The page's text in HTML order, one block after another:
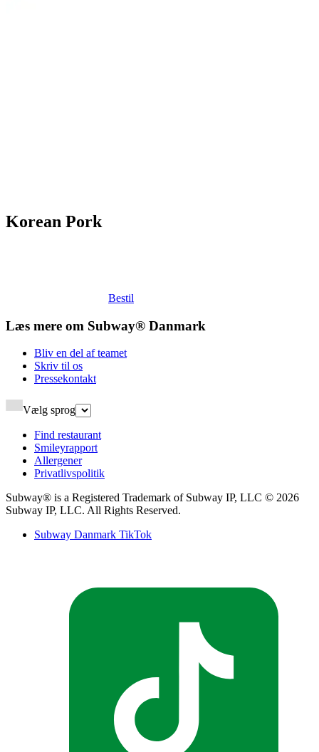
Korean Pork​​​​‌ ‍ ​‍​‍‌‍ ‌ ​‍‌‍‍‌‌‍‌ ‌‍‍‌‌‍ ‍​‍​‍​ ‍‍​‍​‍‌ ​ ‌‍​‌‌‍ ‍‌‍‍‌‌ ‌​‌ ‍‌​‍ ‍‌‍‍‌‌‍ ​‍​‍​‍ ​​‍​‍‌‍‍​‌ ​‍‌‍‌‌‌‍‌‍​‍​‍​ ‍‍​‍​‍‌‍‍​‌ ‌​‌ ‌​‌ ​​‌ ​ ​ ‍‍​‍ ​‍ ‌‍ ‍‌‍ ‌ ​‍‌‍‌​‌‍‍‌‌‍​ ​‍ ‌‌‍​‍‌‍‍‌‌ ‌​‌‍‌‌‌ ​ ​‍ ‌‌‍‌ ‌ ​‍‌‍ ‌ ‌‌‌ ​​​‍ ‌‌ ​ ‌ ‌​‌ ‌‌‌‍‌​‌‍‍‌‌‍ ​‍ ‍‌ ‌‍‌‍‌‌‌ ​‍‌‍​ ‌‍‌‌‌‍ ​​‍ ‍‌‍​‌‌ ​​‌ ​​​‍ ‌‍‍‌‌‍ ‍‌ ‌​‌‍‌‌‌‍ ‍‌ ‌​​‍ ‌‍‌‌‌‍‌​‌‍‍‌‌ ‌​​‍ ‌‍ ‌‌‍ ‌‍‌​‌‍‌‌​ ‌‌ ​​‌ ​‍‌‍‌‌‌ ​ ‌‍‌‌‌‍ ‍‌ ‌​‌‍​‌‌ ‌​‌‍‍‌‌‍ ‌‍ ‍​ ‍ ‌‍‍‌‌‍‌​​ ‌​ ‍​​ ‌​​ ‍​​ ​ ‌‍​‌‌‍​‌‌‍‌‌​ ‍‌​‍ ‌‌‍‌‌​ ‍‌​ ​ ​ ​​​‍ ‌​ ‌​​ ​ ​ ‌‌‌‍​‍​‍ ‌​ ‍‌‌‍​‌​ ‌‍‌‍‌‍​‍ ‌‌‍‌‌‌‍‌​​ ‌‌​ ‌​​ ‌‌​ ​‌​ ‌‍​ ​ ‌‍‌‍‌‍​‌​ ‌‌​ ‌​​ ‍ ‌ ‌​‌ ‍‌‌ ​​‌‍‌‌​ ‌‌ ​​‌ ​‍‌‍ ‌‍‌​‌ ‌‌‌‍​ ‌ ‌​​ ‍ ‌ ​​‌‍​‌‌ ‌​‌‍‍​​ ‌‌‍ ‍‌‍​‌‌‍ ‌‌‍‌‌​‍‌‌​ ‌‌‌​​‍‌‌ ‌‍‍ ‌‍‌‌‌ ‍‌​‍‌‌​ ​ ‌​‌​​‍‌‌​ ​ ‌​‌​​‍‌‌​ ​‍​ ​‍‌‍‌​‌‍​‌​‍‌‌​ ​‍​ ​‍​‍‌‌​ ‌‌‌​‌​​‍ ‍‌ ‌‍‌‍​‌‌‍ ​‌ ‌‌‌‍‌‌​ ‌‍​‍‌‍​‌‌ ​ ‌‍‌‌‌‌‌‌‌ ​‍‌‍ ​​ ‌‌‍‍​‌ ‌​‌ ‌​‌ ​​‌ ​ ​‍‌‌​ ​ ‌​​‌​‍‌‌​ ​‍‌​‌‍​‍‌‌​ ​‍‌​‌‍‌‍ ‍‌‍ ‌ ​‍‌‍‌​‌‍‍‌‌‍​ ​‍ ‌‌‍​‍‌‍‍‌‌ ‌​‌‍‌‌‌ ​ ​‍ ‌‌‍‌ ‌ ​‍‌‍ ‌ ‌‌‌ ​​​‍ ‌‌ ​ ‌ ‌​‌ ‌‌‌‍‌​‌‍‍‌‌‍ ​‍ ‍‌ ‌‍‌‍‌‌‌ ​‍‌‍​ ‌‍‌‌‌‍ ​​‍ ‍‌‍​‌‌ ​​‌ ​​​‍‌‍‌‍‍‌‌‍‌​​ ‌​ ‍​​ ‌​​ ‍​​ ​ ‌‍​‌‌‍​‌‌‍‌‌​ ‍‌​‍ ‌‌‍‌‌​ ‍‌​ ​ ​ ​​​‍ ‌​ ‌​​ ​ ​ ‌‌‌‍​‍​‍ ‌​ ‍‌‌‍​‌​ ‌‍‌‍‌‍​‍ ‌‌‍‌‌‌‍‌​​ ‌‌​ ‌​​ ‌‌​ ​‌​ ‌‍​ ​ ‌‍‌‍‌‍​‌​ ‌‌​ ‌​​‍‌‍‌ ‌​‌ ‍‌‌ ​​‌‍‌‌​ ‌‌ ​​‌ ​‍‌‍ ‌‍‌​‌ ‌‌‌‍​ ‌ ‌​​‍‌‍‌ ​​‌‍​‌‌ ‌​‌‍‍​​ ‌‌‍ ‍‌‍​‌‌‍ ‌‌‍‌‌​‍‌‌​ ‌‌‌​​‍‌‌ ‌‍‍ ‌‍‌‌‌ ‍‌​‍‌‌​ ​ ‌​‌​​‍‌‌​ ​ ‌​‌​​‍‌‌​ ​‍​ ​‍‌‍‌​‌‍​‌​‍‌‌​ ​‍​ ​‍​‍‌‌​ ‌‌‌​‌​​‍ ‍‌ ‌‍‌‍​‌‌‍ ​‌ ‌‌‌‍‌‌​‍‌‍‌ ​​‌‍‌‌‌ ​‍‌ ​ ‌ ​​‌‍‌‌‌‍​ ‌ ‌​‌‍‍‌‌ ‌‍‌‍‌‌​ ‌‌ ​​‌ ‌‌‌‍​‍‌‍ ​‌‍‍‌‌ ​ ‌‍‍​‌‍‌‌‌‍‌​​‍​‍‌ ‌
Bestil
Læs mere om Subway® Danmark​​​​‌ ‍ ​‍​‍‌‍ ‌ ​‍‌‍‍‌‌‍‌ ‌‍‍‌‌‍ ‍​‍​‍​ ‍‍​‍​‍‌ ​ ‌‍​‌‌‍ ‍‌‍‍‌‌ ‌​‌ ‍‌​‍ ‍‌‍‍‌‌‍ ​‍​‍​‍ ​​‍​‍‌‍‍​‌ ​‍‌‍‌‌‌‍‌‍​‍​‍​ ‍‍​‍​‍‌‍‍​‌ ‌​‌ ‌​‌ ​​‌ ​ ​ ‍‍​‍ ​‍ ‌‍ ‍‌‍ ‌ ​‍‌‍‌​‌‍‍‌‌‍​ ​‍ ‌‌‍​‍‌‍‍‌‌ ‌​‌‍‌‌‌ ​ ​‍ ‌‌‍‌ ‌ ​‍‌‍ ‌ ‌‌‌ ​​​‍ ‌‌ ​ ‌ ‌​‌ ‌‌‌‍‌​‌‍‍‌‌‍ ​‍ ‍‌ ‌‍‌‍‌‌‌ ​‍‌‍​ ‌‍‌‌‌‍ ​​‍ ‍‌‍​‌‌ ​​‌ ​​​‍ ‌‍‍‌‌‍ ‍‌ ‌​‌‍‌‌‌‍ ‍‌ ‌​​‍ ‌‍‌‌‌‍‌​‌‍‍‌‌ ‌​​‍ ‌‍ ‌‌‍ ‌‍‌​‌‍‌‌​ ‌‌ ​​‌ ​‍‌‍‌‌‌ ​ ‌‍‌‌‌‍ ‍‌ ‌​‌‍​‌‌ ‌​‌‍‍‌‌‍ ‌‍ ‍​ ‍ ‌‍‍‌‌‍‌​​ ‌​ ‌‍​ ​ ‌‍‌​​ ‌‌​ ​ ‌‍​‍​ ​‌​ ​​​‍ ‌​ ​‍​ ​‌​ ‌‌​ ​​​‍ ‌​ ‌​‌‍​ ‌‍​ ​ ​​​‍ ‌​ ‍​‌‍‌‌​ ‍‌​ ​‍​‍ ‌​ ‌ ‌‍‌‌​ ​‍​ ​‌​ ​‍​ ​ ​ ​ ‌‍‌‍‌‍​‍​ ‌‌​ ‍​‌‍​‌​ ‍ ‌ ‌​‌ ‍‌‌ ​​‌‍‌‌​ ‌‌ ‌ ‌‍‌‌‌‍​‍‌ ​ ‌‍‍‌‌ ‌​‌‍‌‌‌​‌‍‌‍ ‌‍ ‌ ‌​‌‍‌‌‌ ​‍​ ‍ ‌ ​​‌‍​‌‌ ‌​‌‍‍​​ ‌‌ ‌​‌‍‍‌‌ ‌​‌‍ ​‌‍‌‌​‍‌‌​ ‌‌‌​​‍‌‌ ‌‍‍ ‌‍‌‌‌ ‍‌​‍‌‌​ ​ ‌​‌​​‍‌‌​ ​ ‌​‌​​‍‌‌​ ​‍​ ​‍‌‍‌​‌‍​‌​‍‌‌​ ​‍​ ​‍​‍‌‌​ ‌‌‌​‌​​‍ ‍‌ ‌‍‌‍​‌‌‍ ​‌ ‌‌‌‍‌‌​ ‌‍​‍‌‍​‌‌ ​ ‌‍‌‌‌‌‌‌‌ ​‍‌‍ ​​ ‌‌‍‍​‌ ‌​‌ ‌​‌ ​​‌ ​ ​‍‌‌​ ​ ‌​​‌​‍‌‌​ ​‍‌​‌‍​‍‌‌​ ​‍‌​‌‍‌‍ ‍‌‍ ‌ ​‍‌‍‌​‌‍‍‌‌‍​ ​‍ ‌‌‍​‍‌‍‍‌‌ ‌​‌‍‌‌‌ ​ ​‍ ‌‌‍‌ ‌ ​‍‌‍ ‌ ‌‌‌ ​​​‍ ‌‌ ​ ‌ ‌​‌ ‌‌‌‍‌​‌‍‍‌‌‍ ​‍ ‍‌ ‌‍‌‍‌‌‌ ​‍‌‍​ ‌‍‌‌‌‍ ​​‍ ‍‌‍​‌‌ ​​‌ ​​​‍‌‍‌‍‍‌‌‍‌​​ ‌​ ‌‍​ ​ ‌‍‌​​ ‌‌​ ​ ‌‍​‍​ ​‌​ ​​​‍ ‌​ ​‍​ ​‌​ ‌‌​ ​​​‍ ‌​ ‌​‌‍​ ‌‍​ ​ ​​​‍ ‌​ ‍​‌‍‌‌​ ‍‌​ ​‍​‍ ‌​ ‌ ‌‍‌‌​ ​‍​ ​‌​ ​‍​ ​ ​ ​ ‌‍‌‍‌‍​‍​ ‌‌​ ‍​‌‍​‌​‍‌‍‌ ‌​‌ ‍‌‌ ​​‌‍‌‌​ ‌‌ ‌ ‌‍‌‌‌‍​‍‌ ​ ‌‍‍‌‌ ‌​‌‍‌‌‌​‌‍‌‍ ‌‍ ‌ ‌​‌‍‌‌‌ ​‍​‍‌‍‌ ​​‌‍​‌‌ ‌​‌‍‍​​ ‌‌ ‌​‌‍‍‌‌ ‌​‌‍ ​‌‍‌‌​‍‌‌​ ‌‌‌​​‍‌‌ ‌‍‍ ‌‍‌‌‌ ‍‌​‍‌‌​ ​ ‌​‌​​‍‌‌​ ​ ‌​‌​​‍‌‌​ ​‍​ ​‍‌‍‌​‌‍​‌​‍‌‌​ ​‍​ ​‍​‍‌‌​ ‌‌‌​‌​​‍ ‍‌ ‌‍‌‍​‌‌‍ ​‌ ‌‌‌‍‌‌​‍‌‍‌ ​​‌‍‌‌‌ ​‍‌ ​ ‌ ​​‌‍‌‌‌‍​ ‌ ‌​‌‍‍‌‌ ‌‍‌‍‌‌​ ‌‌ ​​‌ ‌‌‌‍​‍‌‍ ​‌‍‍‌‌ ​ ‌‍‍​‌‍‌‌‌‍‌​​‍​‍‌ ‌
Bliv en del af teamet​​​​‌ ‍ ​‍​‍‌‍ ‌ ​‍‌‍‍‌‌‍‌ ‌‍‍‌‌‍ ‍​‍​‍​ ‍‍​‍​‍‌ ​ ‌‍​‌‌‍ ‍‌‍‍‌‌ ‌​‌ ‍‌​‍ ‍‌‍‍‌‌‍ ​‍​‍​‍ ​​‍​‍‌‍‍​‌ ​‍‌‍‌‌‌‍‌‍​‍​‍​ ‍‍​‍​‍‌‍‍​‌ ‌​‌ ‌​‌ ​​‌ ​ ​ ‍‍​‍ ​‍ ‌‍ ‍‌‍ ‌ ​‍‌‍‌​‌‍‍‌‌‍​ ​‍ ‌‌‍​‍‌‍‍‌‌ ‌​‌‍‌‌‌ ​ ​‍ ‌‌‍‌ ‌ ​‍‌‍ ‌ ‌‌‌ ​​​‍ ‌‌ ​ ‌ ‌​‌ ‌‌‌‍‌​‌‍‍‌‌‍ ​‍ ‍‌ ‌‍‌‍‌‌‌ ​‍‌‍​ ‌‍‌‌‌‍ ​​‍ ‍‌‍​‌‌ ​​‌ ​​​‍ ‌‍‍‌‌‍ ‍‌ ‌​‌‍‌‌‌‍ ‍‌ ‌​​‍ ‌‍‌‌‌‍‌​‌‍‍‌‌ ‌​​‍ ‌‍ ‌‌‍ ‌‍‌​‌‍‌‌​ ‌‌ ​​‌ ​‍‌‍‌‌‌ ​ ‌‍‌‌‌‍ ‍‌ ‌​‌‍​‌‌ ‌​‌‍‍‌‌‍ ‌‍ ‍​ ‍ ‌‍‍‌‌‍‌​​ ‌‌‍‌​​ ‍​​ ​​‌‍‌​​ ​‌‌‍‌‍‌‍​‌​ ‌ ​‍ ‌‌‍​‌​ ​‍​ ‍​​ ‍‌​‍ ‌​ ‌​‌‍‌‌​ ​ ​ ​‌​‍ ‌‌‍​‍​ ​‌‌‍‌​​ ‌‍​‍ ‌​ ‌‍​ ‌​​ ‌‍​ ​‍​ ‌‍​ ‌‌​ ‍​​ ‌ ​ ‌‌​ ​‍​ ‌‍​ ‌‌​ ‍ ‌ ‌​‌ ‍‌‌ ​​‌‍‌‌​ ‌‌ ‌ ‌‍‌‌‌‍​‍‌ ​ ‌‍‍‌‌ ‌​‌‍‌‌‌​ ‍‌‍​‌‌ ‌‍‌‍‍‌‌‍‌ ‌‍​‌‌ ‌​‌‍‍‌‌‍ ‌‍ ‍‌​‍‌‌ ‌​‌‍‌‌‌‍ ‌​ ‍ ‌ ​​‌‍​‌‌ ‌​‌‍‍​​ ‌‌‍ ​‌‍​‌‌‍​‍‌‍‌‌‌‍ ​​‍‌‌​ ‌‌‌​​‍‌‌ ‌‍‍ ‌‍‌‌‌ ‍‌​‍‌‌​ ​ ‌​‌​​‍‌‌​ ​ ‌​‌​​‍‌‌​ ​‍​ ​‍‌‍‌​‌‍​‌​‍‌‌​ ​‍​ ​‍​‍‌‌​ ‌‌‌​‌​​‍ ‍‌ ‌‍‌‍​‌‌‍ ​‌ ‌‌‌‍‌‌​ ‌‍​‍‌‍​‌‌ ​ ‌‍‌‌‌‌‌‌‌ ​‍‌‍ ​​ ‌‌‍‍​‌ ‌​‌ ‌​‌ ​​‌ ​ ​‍‌‌​ ​ ‌​​‌​‍‌‌​ ​‍‌​‌‍​‍‌‌​ ​‍‌​‌‍‌‍ ‍‌‍ ‌ ​‍‌‍‌​‌‍‍‌‌‍​ ​‍ ‌‌‍​‍‌‍‍‌‌ ‌​‌‍‌‌‌ ​ ​‍ ‌‌‍‌ ‌ ​‍‌‍ ‌ ‌‌‌ ​​​‍ ‌‌ ​ ‌ ‌​‌ ‌‌‌‍‌​‌‍‍‌‌‍ ​‍ ‍‌ ‌‍‌‍‌‌‌ ​‍‌‍​ ‌‍‌‌‌‍ ​​‍ ‍‌‍​‌‌ ​​‌ ​​​‍‌‍‌‍‍‌‌‍‌​​ ‌‌‍‌​​ ‍​​ ​​‌‍‌​​ ​‌‌‍‌‍‌‍​‌​ ‌ ​‍ ‌‌‍​‌​ ​‍​ ‍​​ ‍‌​‍ ‌​ ‌​‌‍‌‌​ ​ ​ ​‌​‍ ‌‌‍​‍​ ​‌‌‍‌​​ ‌‍​‍ ‌​ ‌‍​ ‌​​ ‌‍​ ​‍​ ‌‍​ ‌‌​ ‍​​ ‌ ​ ‌‌​ ​‍​ ‌‍​ ‌‌​‍‌‍‌ ‌​‌ ‍‌‌ ​​‌‍‌‌​ ‌‌ ‌ ‌‍‌‌‌‍​‍‌ ​ ‌‍‍‌‌ ‌​‌‍‌‌‌​ ‍‌‍​‌‌ ‌‍‌‍‍‌‌‍‌ ‌‍​‌‌ ‌​‌‍‍‌‌‍ ‌‍ ‍‌​‍‌‌ ‌​‌‍‌‌‌‍ ‌​‍‌‍‌ ​​‌‍​‌‌ ‌​‌‍‍​​ ‌‌‍ ​‌‍​‌‌‍​‍‌‍‌‌‌‍ ​​‍‌‌​ ‌‌‌​​‍‌‌ ‌‍‍ ‌‍‌‌‌ ‍‌​‍‌‌​ ​ ‌​‌​​‍‌‌​ ​ ‌​‌​​‍‌‌​ ​‍​ ​‍‌‍‌​‌‍​‌​‍‌‌​ ​‍​ ​‍​‍‌‌​ ‌‌‌​‌​​‍ ‍‌ ‌‍‌‍​‌‌‍ ​‌ ‌‌‌‍‌‌​‍‌‍‌ ​​‌‍‌‌‌ ​‍‌ ​ ‌ ​​‌‍‌‌‌‍​ ‌ ‌​‌‍‍‌‌ ‌‍‌‍‌‌​ ‌‌ ​​‌ ‌‌‌‍​‍‌‍ ​‌‍‍‌‌ ​ ‌‍‍​‌‍‌‌‌‍‌​​‍​‍‌ ‌
Skriv til os​​​​‌ ‍ ​‍​‍‌‍ ‌ ​‍‌‍‍‌‌‍‌ ‌‍‍‌‌‍ ‍​‍​‍​ ‍‍​‍​‍‌ ​ ‌‍​‌‌‍ ‍‌‍‍‌‌ ‌​‌ ‍‌​‍ ‍‌‍‍‌‌‍ ​‍​‍​‍ ​​‍​‍‌‍‍​‌ ​‍‌‍‌‌‌‍‌‍​‍​‍​ ‍‍​‍​‍‌‍‍​‌ ‌​‌ ‌​‌ ​​‌ ​ ​ ‍‍​‍ ​‍ ‌‍ ‍‌‍ ‌ ​‍‌‍‌​‌‍‍‌‌‍​ ​‍ ‌‌‍​‍‌‍‍‌‌ ‌​‌‍‌‌‌ ​ ​‍ ‌‌‍‌ ‌ ​‍‌‍ ‌ ‌‌‌ ​​​‍ ‌‌ ​ ‌ ‌​‌ ‌‌‌‍‌​‌‍‍‌‌‍ ​‍ ‍‌ ‌‍‌‍‌‌‌ ​‍‌‍​ ‌‍‌‌‌‍ ​​‍ ‍‌‍​‌‌ ​​‌ ​​​‍ ‌‍‍‌‌‍ ‍‌ ‌​‌‍‌‌‌‍ ‍‌ ‌​​‍ ‌‍‌‌‌‍‌​‌‍‍‌‌ ‌​​‍ ‌‍ ‌‌‍ ‌‍‌​‌‍‌‌​ ‌‌ ​​‌ ​‍‌‍‌‌‌ ​ ‌‍‌‌‌‍ ‍‌ ‌​‌‍​‌‌ ‌​‌‍‍‌‌‍ ‌‍ ‍​ ‍ ‌‍‍‌‌‍‌​​ ‌‌‍​‍​ ‌ ​ ​‍‌‍‌‍​ ​​‌‍​‌​ ​‍​ ‌‍​‍ ‌​ ​​‌‍​ ​ ‌ ​ ​‍​‍ ‌​ ‌​‌‍‌​​ ‌ ​ ‌‍​‍ ‌‌‍​‍​ ‌​​ ‌ ‌‍‌‌​‍ ‌​ ​ ​ ‍‌‌‍​‌‌‍‌‍‌‍​‌​ ​‍​ ​‍‌‍​ ‌‍‌‍‌‍‌‍​ ‌‍​ ​‌​ ‍ ‌ ‌​‌ ‍‌‌ ​​‌‍‌‌​ ‌‌ ‌ ‌‍‌‌‌‍​‍‌ ​ ‌‍‍‌‌ ‌​‌‍‌‌‌​ ‍‌‍​‌‌ ‌‍‌‍‍‌‌‍‌ ‌‍​‌‌ ‌​‌‍‍‌‌‍ ‌‍ ‍‌​‍‌‌ ‌​‌‍‌‌‌‍ ‌​ ‍ ‌ ​​‌‍​‌‌ ‌​‌‍‍​​ ‌‌‍ ​‌‍​‌‌‍​‍‌‍‌‌‌‍ ​​‍‌‌​ ‌‌‌​​‍‌‌ ‌‍‍ ‌‍‌‌‌ ‍‌​‍‌‌​ ​ ‌​‌​​‍‌‌​ ​ ‌​‌​​‍‌‌​ ​‍​ ​‍‌‍‌​‌‍​‌​‍‌‌​ ​‍​ ​‍​‍‌‌​ ‌‌‌​‌​​‍ ‍‌ ‌‍‌‍​‌‌‍ ​‌ ‌‌‌‍‌‌​ ‌‍​‍‌‍​‌‌ ​ ‌‍‌‌‌‌‌‌‌ ​‍‌‍ ​​ ‌‌‍‍​‌ ‌​‌ ‌​‌ ​​‌ ​ ​‍‌‌​ ​ ‌​​‌​‍‌‌​ ​‍‌​‌‍​‍‌‌​ ​‍‌​‌‍‌‍ ‍‌‍ ‌ ​‍‌‍‌​‌‍‍‌‌‍​ ​‍ ‌‌‍​‍‌‍‍‌‌ ‌​‌‍‌‌‌ ​ ​‍ ‌‌‍‌ ‌ ​‍‌‍ ‌ ‌‌‌ ​​​‍ ‌‌ ​ ‌ ‌​‌ ‌‌‌‍‌​‌‍‍‌‌‍ ​‍ ‍‌ ‌‍‌‍‌‌‌ ​‍‌‍​ ‌‍‌‌‌‍ ​​‍ ‍‌‍​‌‌ ​​‌ ​​​‍‌‍‌‍‍‌‌‍‌​​ ‌‌‍​‍​ ‌ ​ ​‍‌‍‌‍​ ​​‌‍​‌​ ​‍​ ‌‍​‍ ‌​ ​​‌‍​ ​ ‌ ​ ​‍​‍ ‌​ ‌​‌‍‌​​ ‌ ​ ‌‍​‍ ‌‌‍​‍​ ‌​​ ‌ ‌‍‌‌​‍ ‌​ ​ ​ ‍‌‌‍​‌‌‍‌‍‌‍​‌​ ​‍​ ​‍‌‍​ ‌‍‌‍‌‍‌‍​ ‌‍​ ​‌​‍‌‍‌ ‌​‌ ‍‌‌ ​​‌‍‌‌​ ‌‌ ‌ ‌‍‌‌‌‍​‍‌ ​ ‌‍‍‌‌ ‌​‌‍‌‌‌​ ‍‌‍​‌‌ ‌‍‌‍‍‌‌‍‌ ‌‍​‌‌ ‌​‌‍‍‌‌‍ ‌‍ ‍‌​‍‌‌ ‌​‌‍‌‌‌‍ ‌​‍‌‍‌ ​​‌‍​‌‌ ‌​‌‍‍​​ ‌‌‍ ​‌‍​‌‌‍​‍‌‍‌‌‌‍ ​​‍‌‌​ ‌‌‌​​‍‌‌ ‌‍‍ ‌‍‌‌‌ ‍‌​‍‌‌​ ​ ‌​‌​​‍‌‌​ ​ ‌​‌​​‍‌‌​ ​‍​ ​‍‌‍‌​‌‍​‌​‍‌‌​ ​‍​ ​‍​‍‌‌​ ‌‌‌​‌​​‍ ‍‌ ‌‍‌‍​‌‌‍ ​‌ ‌‌‌‍‌‌​‍‌‍‌ ​​‌‍‌‌‌ ​‍‌ ​ ‌ ​​‌‍‌‌‌‍​ ‌ ‌​‌‍‍‌‌ ‌‍‌‍‌‌​ ‌‌ ​​‌ ‌‌‌‍​‍‌‍ ​‌‍‍‌‌ ​ ‌‍‍​‌‍‌‌‌‍‌​​‍​‍‌ ‌
Pressekontakt​​​​‌ ‍ ​‍​‍‌‍ ‌ ​‍‌‍‍‌‌‍‌ ‌‍‍‌‌‍ ‍​‍​‍​ ‍‍​‍​‍‌ ​ ‌‍​‌‌‍ ‍‌‍‍‌‌ ‌​‌ ‍‌​‍ ‍‌‍‍‌‌‍ ​‍​‍​‍ ​​‍​‍‌‍‍​‌ ​‍‌‍‌‌‌‍‌‍​‍​‍​ ‍‍​‍​‍‌‍‍​‌ ‌​‌ ‌​‌ ​​‌ ​ ​ ‍‍​‍ ​‍ ‌‍ ‍‌‍ ‌ ​‍‌‍‌​‌‍‍‌‌‍​ ​‍ ‌‌‍​‍‌‍‍‌‌ ‌​‌‍‌‌‌ ​ ​‍ ‌‌‍‌ ‌ ​‍‌‍ ‌ ‌‌‌ ​​​‍ ‌‌ ​ ‌ ‌​‌ ‌‌‌‍‌​‌‍‍‌‌‍ ​‍ ‍‌ ‌‍‌‍‌‌‌ ​‍‌‍​ ‌‍‌‌‌‍ ​​‍ ‍‌‍​‌‌ ​​‌ ​​​‍ ‌‍‍‌‌‍ ‍‌ ‌​‌‍‌‌‌‍ ‍‌ ‌​​‍ ‌‍‌‌‌‍‌​‌‍‍‌‌ ‌​​‍ ‌‍ ‌‌‍ ‌‍‌​‌‍‌‌​ ‌‌ ​​‌ ​‍‌‍‌‌‌ ​ ‌‍‌‌‌‍ ‍‌ ‌​‌‍​‌‌ ‌​‌‍‍‌‌‍ ‌‍ ‍​ ‍ ‌‍‍‌‌‍‌​​ ‌​ ‌‍​ ‌​​ ​ ‌‍‌​​ ‍‌​ ‍‌​ ‌‌‌‍‌‍​‍ ‌​ ​​‌‍‌‍‌‍​‌​ ‌‍​‍ ‌​ ‌​‌‍‌‍​ ‌‌​ ‌​​‍ ‌‌‍​‌​ ​ ​ ​‍​ ‌ ​‍ ‌​ ​‍‌‍‌‌‌‍‌‍‌‍​‌​ ​‍​ ​‍​ ​ ​ ‌ ‌‍‌‌​ ​​​ ​​​ ‌ ​ ‍ ‌ ‌​‌ ‍‌‌ ​​‌‍‌‌​ ‌‌ ‌ ‌‍‌‌‌‍​‍‌ ​ ‌‍‍‌‌ ‌​‌‍‌‌‌​ ‍‌‍​‌‌ ‌‍‌‍‍‌‌‍‌ ‌‍​‌‌ ‌​‌‍‍‌‌‍ ‌‍ ‍‌​‍‌‌ ‌​‌‍‌‌‌‍ ‌​ ‍ ‌ ​​‌‍​‌‌ ‌​‌‍‍​​ ‌‌‍ ​‌‍​‌‌‍​‍‌‍‌‌‌‍ ​​‍‌‌​ ‌‌‌​​‍‌‌ ‌‍‍ ‌‍‌‌‌ ‍‌​‍‌‌​ ​ ‌​‌​​‍‌‌​ ​ ‌​‌​​‍‌‌​ ​‍​ ​‍‌‍‌​‌‍​‌​‍‌‌​ ​‍​ ​‍​‍‌‌​ ‌‌‌​‌​​‍ ‍‌ ‌‍‌‍​‌‌‍ ​‌ ‌‌‌‍‌‌​ ‌‍​‍‌‍​‌‌ ​ ‌‍‌‌‌‌‌‌‌ ​‍‌‍ ​​ ‌‌‍‍​‌ ‌​‌ ‌​‌ ​​‌ ​ ​‍‌‌​ ​ ‌​​‌​‍‌‌​ ​‍‌​‌‍​‍‌‌​ ​‍‌​‌‍‌‍ ‍‌‍ ‌ ​‍‌‍‌​‌‍‍‌‌‍​ ​‍ ‌‌‍​‍‌‍‍‌‌ ‌​‌‍‌‌‌ ​ ​‍ ‌‌‍‌ ‌ ​‍‌‍ ‌ ‌‌‌ ​​​‍ ‌‌ ​ ‌ ‌​‌ ‌‌‌‍‌​‌‍‍‌‌‍ ​‍ ‍‌ ‌‍‌‍‌‌‌ ​‍‌‍​ ‌‍‌‌‌‍ ​​‍ ‍‌‍​‌‌ ​​‌ ​​​‍‌‍‌‍‍‌‌‍‌​​ ‌​ ‌‍​ ‌​​ ​ ‌‍‌​​ ‍‌​ ‍‌​ ‌‌‌‍‌‍​‍ ‌​ ​​‌‍‌‍‌‍​‌​ ‌‍​‍ ‌​ ‌​‌‍‌‍​ ‌‌​ ‌​​‍ ‌‌‍​‌​ ​ ​ ​‍​ ‌ ​‍ ‌​ ​‍‌‍‌‌‌‍‌‍‌‍​‌​ ​‍​ ​‍​ ​ ​ ‌ ‌‍‌‌​ ​​​ ​​​ ‌ ​‍‌‍‌ ‌​‌ ‍‌‌ ​​‌‍‌‌​ ‌‌ ‌ ‌‍‌‌‌‍​‍‌ ​ ‌‍‍‌‌ ‌​‌‍‌‌‌​ ‍‌‍​‌‌ ‌‍‌‍‍‌‌‍‌ ‌‍​‌‌ ‌​‌‍‍‌‌‍ ‌‍ ‍‌​‍‌‌ ‌​‌‍‌‌‌‍ ‌​‍‌‍‌ ​​‌‍​‌‌ ‌​‌‍‍​​ ‌‌‍ ​‌‍​‌‌‍​‍‌‍‌‌‌‍ ​​‍‌‌​ ‌‌‌​​‍‌‌ ‌‍‍ ‌‍‌‌‌ ‍‌​‍‌‌​ ​ ‌​‌​​‍‌‌​ ​ ‌​‌​​‍‌‌​ ​‍​ ​‍‌‍‌​‌‍​‌​‍‌‌​ ​‍​ ​‍​‍‌‌​ ‌‌‌​‌​​‍ ‍‌ ‌‍‌‍​‌‌‍ ​‌ ‌‌‌‍‌‌​‍‌‍‌ ​​‌‍‌‌‌ ​‍‌ ​ ‌ ​​‌‍‌‌‌‍​ ‌ ‌​‌‍‍‌‌ ‌‍‌‍‌‌​ ‌‌ ​​‌ ‌‌‌‍​‍‌‍ ​‌‍‍‌‌ ​ ‌‍‍​‌‍‌‌‌‍‌​​‍​‍‌ ‌
Vælg sprog
Find restaurant​​​​‌ ‍ ​‍​‍‌‍ ‌ ​‍‌‍‍‌‌‍‌ ‌‍‍‌‌‍ ‍​‍​‍​ ‍‍​‍​‍‌ ​ ‌‍​‌‌‍ ‍‌‍‍‌‌ ‌​‌ ‍‌​‍ ‍‌‍‍‌‌‍ ​‍​‍​‍ ​​‍​‍‌‍‍​‌ ​‍‌‍‌‌‌‍‌‍​‍​‍​ ‍‍​‍​‍‌‍‍​‌ ‌​‌ ‌​‌ ​​‌ ​ ​ ‍‍​‍ ​‍ ‌‍ ‍‌‍ ‌ ​‍‌‍‌​‌‍‍‌‌‍​ ​‍ ‌‌‍​‍‌‍‍‌‌ ‌​‌‍‌‌‌ ​ ​‍ ‌‌‍‌ ‌ ​‍‌‍ ‌ ‌‌‌ ​​​‍ ‌‌ ​ ‌ ‌​‌ ‌‌‌‍‌​‌‍‍‌‌‍ ​‍ ‍‌ ‌‍‌‍‌‌‌ ​‍‌‍​ ‌‍‌‌‌‍ ​​‍ ‍‌‍​‌‌ ​​‌ ​​​‍ ‌‍‍‌‌‍ ‍‌ ‌​‌‍‌‌‌‍ ‍‌ ‌​​‍ ‌‍‌‌‌‍‌​‌‍‍‌‌ ‌​​‍ ‌‍ ‌‌‍ ‌‍‌​‌‍‌‌​ ‌‌ ​​‌ ​‍‌‍‌‌‌ ​ ‌‍‌‌‌‍ ‍‌ ‌​‌‍​‌‌ ‌​‌‍‍‌‌‍ ‌‍ ‍​ ‍ ‌‍‍‌‌‍‌​​ ‌‌‍​‍​ ​‌​ ‌​​ ‌‍​ ‌ ​ ‍​​ ‍​​ ​‍​‍ ‌​ ‌‍​ ‌‌​ ‌​‌‍‌‍​‍ ‌​ ‌​​ ‌‍​ ​‌​ ‌‍​‍ ‌​ ‍‌​ ‍‌​ ‌‌​ ‌‌​‍ ‌‌‍‌‍​ ‍​‌‍​‍‌‍‌​​ ‍‌​ ​‌‌‍​‍​ ‍​​ ‍​‌‍‌‌​ ​ ​ ‍​​ ‍ ‌ ‌​‌ ‍‌‌ ​​‌‍‌‌​ ‌‌ ‌ ‌‍‌‌‌‍​‍‌ ​ ‌‍‍‌‌ ‌​‌‍‌‌‌​ ‍‌‍​‌‌ ‌‍‌‍‍‌‌‍‌ ‌‍​‌‌ ‌​‌‍‍‌‌‍ ‌‍ ‍‌​‍‌‌ ‌​‌‍‌‌‌‍ ‌​ ‍ ‌ ​​‌‍​‌‌ ‌​‌‍‍​​ ‌‌‍ ​‌‍​‌‌‍​‍‌‍‌‌‌‍ ​​‍‌‌​ ‌‌‌​​‍‌‌ ‌‍‍ ‌‍‌‌‌ ‍‌​‍‌‌​ ​ ‌​‌​​‍‌‌​ ​ ‌​‌​​‍‌‌​ ​‍​ ​‍‌‍‌​‌‍​‌​‍‌‌​ ​‍​ ​‍​‍‌‌​ ‌‌‌​‌​​‍ ‍‌ ‌‍‌‍​‌‌‍ ​‌ ‌‌‌‍‌‌​ ‌‍​‍‌‍​‌‌ ​ ‌‍‌‌‌‌‌‌‌ ​‍‌‍ ​​ ‌‌‍‍​‌ ‌​‌ ‌​‌ ​​‌ ​ ​‍‌‌​ ​ ‌​​‌​‍‌‌​ ​‍‌​‌‍​‍‌‌​ ​‍‌​‌‍‌‍ ‍‌‍ ‌ ​‍‌‍‌​‌‍‍‌‌‍​ ​‍ ‌‌‍​‍‌‍‍‌‌ ‌​‌‍‌‌‌ ​ ​‍ ‌‌‍‌ ‌ ​‍‌‍ ‌ ‌‌‌ ​​​‍ ‌‌ ​ ‌ ‌​‌ ‌‌‌‍‌​‌‍‍‌‌‍ ​‍ ‍‌ ‌‍‌‍‌‌‌ ​‍‌‍​ ‌‍‌‌‌‍ ​​‍ ‍‌‍​‌‌ ​​‌ ​​​‍‌‍‌‍‍‌‌‍‌​​ ‌‌‍​‍​ ​‌​ ‌​​ ‌‍​ ‌ ​ ‍​​ ‍​​ ​‍​‍ ‌​ ‌‍​ ‌‌​ ‌​‌‍‌‍​‍ ‌​ ‌​​ ‌‍​ ​‌​ ‌‍​‍ ‌​ ‍‌​ ‍‌​ ‌‌​ ‌‌​‍ ‌‌‍‌‍​ ‍​‌‍​‍‌‍‌​​ ‍‌​ ​‌‌‍​‍​ ‍​​ ‍​‌‍‌‌​ ​ ​ ‍​​‍‌‍‌ ‌​‌ ‍‌‌ ​​‌‍‌‌​ ‌‌ ‌ ‌‍‌‌‌‍​‍‌ ​ ‌‍‍‌‌ ‌​‌‍‌‌‌​ ‍‌‍​‌‌ ‌‍‌‍‍‌‌‍‌ ‌‍​‌‌ ‌​‌‍‍‌‌‍ ‌‍ ‍‌​‍‌‌ ‌​‌‍‌‌‌‍ ‌​‍‌‍‌ ​​‌‍​‌‌ ‌​‌‍‍​​ ‌‌‍ ​‌‍​‌‌‍​‍‌‍‌‌‌‍ ​​‍‌‌​ ‌‌‌​​‍‌‌ ‌‍‍ ‌‍‌‌‌ ‍‌​‍‌‌​ ​ ‌​‌​​‍‌‌​ ​ ‌​‌​​‍‌‌​ ​‍​ ​‍‌‍‌​‌‍​‌​‍‌‌​ ​‍​ ​‍​‍‌‌​ ‌‌‌​‌​​‍ ‍‌ ‌‍‌‍​‌‌‍ ​‌ ‌‌‌‍‌‌​‍‌‍‌ ​​‌‍‌‌‌ ​‍‌ ​ ‌ ​​‌‍‌‌‌‍​ ‌ ‌​‌‍‍‌‌ ‌‍‌‍‌‌​ ‌‌ ​​‌ ‌‌‌‍​‍‌‍ ​‌‍‍‌‌ ​ ‌‍‍​‌‍‌‌‌‍‌​​‍​‍‌ ‌
Smileyrapport​​​​‌ ‍ ​‍​‍‌‍ ‌ ​‍‌‍‍‌‌‍‌ ‌‍‍‌‌‍ ‍​‍​‍​ ‍‍​‍​‍‌ ​ ‌‍​‌‌‍ ‍‌‍‍‌‌ ‌​‌ ‍‌​‍ ‍‌‍‍‌‌‍ ​‍​‍​‍ ​​‍​‍‌‍‍​‌ ​‍‌‍‌‌‌‍‌‍​‍​‍​ ‍‍​‍​‍‌‍‍​‌ ‌​‌ ‌​‌ ​​‌ ​ ​ ‍‍​‍ ​‍ ‌‍ ‍‌‍ ‌ ​‍‌‍‌​‌‍‍‌‌‍​ ​‍ ‌‌‍​‍‌‍‍‌‌ ‌​‌‍‌‌‌ ​ ​‍ ‌‌‍‌ ‌ ​‍‌‍ ‌ ‌‌‌ ​​​‍ ‌‌ ​ ‌ ‌​‌ ‌‌‌‍‌​‌‍‍‌‌‍ ​‍ ‍‌ ‌‍‌‍‌‌‌ ​‍‌‍​ ‌‍‌‌‌‍ ​​‍ ‍‌‍​‌‌ ​​‌ ​​​‍ ‌‍‍‌‌‍ ‍‌ ‌​‌‍‌‌‌‍ ‍‌ ‌​​‍ ‌‍‌‌‌‍‌​‌‍‍‌‌ ‌​​‍ ‌‍ ‌‌‍ ‌‍‌​‌‍‌‌​ ‌‌ ​​‌ ​‍‌‍‌‌‌ ​ ‌‍‌‌‌‍ ‍‌ ‌​‌‍​‌‌ ‌​‌‍‍‌‌‍ ‌‍ ‍​ ‍ ‌‍‍‌‌‍‌​​ ‌‌‍​‍​ ‌ ​ ​​‌‍‌‍‌‍‌‌​ ‍​‌‍‌‌​ ‌‍​‍ ‌‌‍​ ‌‍‌‌‌‍‌​​ ‌‍​‍ ‌​ ‌​‌‍​‍​ ​ ​ ​‌​‍ ‌​ ‍‌​ ​​‌‍‌‌​ ‌‍​‍ ‌​ ‌‍​ ​ ‌‍‌‌​ ​ ​ ​​‌‍​ ​ ‍‌​ ​​​ ‌​​ ​ ​ ​‍​ ‍​​ ‍ ‌ ‌​‌ ‍‌‌ ​​‌‍‌‌​ ‌‌ ‌ ‌‍‌‌‌‍​‍‌ ​ ‌‍‍‌‌ ‌​‌‍‌‌‌​ ‍‌‍​‌‌ ‌‍‌‍‍‌‌‍‌ ‌‍​‌‌ ‌​‌‍‍‌‌‍ ‌‍ ‍‌​‍‌‌ ‌​‌‍‌‌‌‍ ‌​ ‍ ‌ ​​‌‍​‌‌ ‌​‌‍‍​​ ‌‌‍ ​‌‍​‌‌‍​‍‌‍‌‌‌‍ ​​‍‌‌​ ‌‌‌​​‍‌‌ ‌‍‍ ‌‍‌‌‌ ‍‌​‍‌‌​ ​ ‌​‌​​‍‌‌​ ​ ‌​‌​​‍‌‌​ ​‍​ ​‍‌‍‌​‌‍​‌​‍‌‌​ ​‍​ ​‍​‍‌‌​ ‌‌‌​‌​​‍ ‍‌ ‌‍‌‍​‌‌‍ ​‌ ‌‌‌‍‌‌​ ‌‍​‍‌‍​‌‌ ​ ‌‍‌‌‌‌‌‌‌ ​‍‌‍ ​​ ‌‌‍‍​‌ ‌​‌ ‌​‌ ​​‌ ​ ​‍‌‌​ ​ ‌​​‌​‍‌‌​ ​‍‌​‌‍​‍‌‌​ ​‍‌​‌‍‌‍ ‍‌‍ ‌ ​‍‌‍‌​‌‍‍‌‌‍​ ​‍ ‌‌‍​‍‌‍‍‌‌ ‌​‌‍‌‌‌ ​ ​‍ ‌‌‍‌ ‌ ​‍‌‍ ‌ ‌‌‌ ​​​‍ ‌‌ ​ ‌ ‌​‌ ‌‌‌‍‌​‌‍‍‌‌‍ ​‍ ‍‌ ‌‍‌‍‌‌‌ ​‍‌‍​ ‌‍‌‌‌‍ ​​‍ ‍‌‍​‌‌ ​​‌ ​​​‍‌‍‌‍‍‌‌‍‌​​ ‌‌‍​‍​ ‌ ​ ​​‌‍‌‍‌‍‌‌​ ‍​‌‍‌‌​ ‌‍​‍ ‌‌‍​ ‌‍‌‌‌‍‌​​ ‌‍​‍ ‌​ ‌​‌‍​‍​ ​ ​ ​‌​‍ ‌​ ‍‌​ ​​‌‍‌‌​ ‌‍​‍ ‌​ ‌‍​ ​ ‌‍‌‌​ ​ ​ ​​‌‍​ ​ ‍‌​ ​​​ ‌​​ ​ ​ ​‍​ ‍​​‍‌‍‌ ‌​‌ ‍‌‌ ​​‌‍‌‌​ ‌‌ ‌ ‌‍‌‌‌‍​‍‌ ​ ‌‍‍‌‌ ‌​‌‍‌‌‌​ ‍‌‍​‌‌ ‌‍‌‍‍‌‌‍‌ ‌‍​‌‌ ‌​‌‍‍‌‌‍ ‌‍ ‍‌​‍‌‌ ‌​‌‍‌‌‌‍ ‌​‍‌‍‌ ​​‌‍​‌‌ ‌​‌‍‍​​ ‌‌‍ ​‌‍​‌‌‍​‍‌‍‌‌‌‍ ​​‍‌‌​ ‌‌‌​​‍‌‌ ‌‍‍ ‌‍‌‌‌ ‍‌​‍‌‌​ ​ ‌​‌​​‍‌‌​ ​ ‌​‌​​‍‌‌​ ​‍​ ​‍‌‍‌​‌‍​‌​‍‌‌​ ​‍​ ​‍​‍‌‌​ ‌‌‌​‌​​‍ ‍‌ ‌‍‌‍​‌‌‍ ​‌ ‌‌‌‍‌‌​‍‌‍‌ ​​‌‍‌‌‌ ​‍‌ ​ ‌ ​​‌‍‌‌‌‍​ ‌ ‌​‌‍‍‌‌ ‌‍‌‍‌‌​ ‌‌ ​​‌ ‌‌‌‍​‍‌‍ ​‌‍‍‌‌ ​ ‌‍‍​‌‍‌‌‌‍‌​​‍​‍‌ ‌
Allergener​​​​‌ ‍ ​‍​‍‌‍ ‌ ​‍‌‍‍‌‌‍‌ ‌‍‍‌‌‍ ‍​‍​‍​ ‍‍​‍​‍‌ ​ ‌‍​‌‌‍ ‍‌‍‍‌‌ ‌​‌ ‍‌​‍ ‍‌‍‍‌‌‍ ​‍​‍​‍ ​​‍​‍‌‍‍​‌ ​‍‌‍‌‌‌‍‌‍​‍​‍​ ‍‍​‍​‍‌‍‍​‌ ‌​‌ ‌​‌ ​​‌ ​ ​ ‍‍​‍ ​‍ ‌‍ ‍‌‍ ‌ ​‍‌‍‌​‌‍‍‌‌‍​ ​‍ ‌‌‍​‍‌‍‍‌‌ ‌​‌‍‌‌‌ ​ ​‍ ‌‌‍‌ ‌ ​‍‌‍ ‌ ‌‌‌ ​​​‍ ‌‌ ​ ‌ ‌​‌ ‌‌‌‍‌​‌‍‍‌‌‍ ​‍ ‍‌ ‌‍‌‍‌‌‌ ​‍‌‍​ ‌‍‌‌‌‍ ​​‍ ‍‌‍​‌‌ ​​‌ ​​​‍ ‌‍‍‌‌‍ ‍‌ ‌​‌‍‌‌‌‍ ‍‌ ‌​​‍ ‌‍‌‌‌‍‌​‌‍‍‌‌ ‌​​‍ ‌‍ ‌‌‍ ‌‍‌​‌‍‌‌​ ‌‌ ​​‌ ​‍‌‍‌‌‌ ​ ‌‍‌‌‌‍ ‍‌ ‌​‌‍​‌‌ ‌​‌‍‍‌‌‍ ‌‍ ‍​ ‍ ‌‍‍‌‌‍‌​​ ‌​ ‌​​ ‍​​ ‌ ‌‍​‍​ ‌​​ ​‌​ ​​‌‍‌​​‍ ‌‌‍‌​​ ‍​‌‍​‍‌‍​‍​‍ ‌​ ‌​‌‍‌‍​ ​​​ ‌​​‍ ‌‌‍​‍​ ‌ ​ ‌ ​ ​ ​‍ ‌​ ‌‍​ ‍‌‌‍‌‍​ ‌​​ ‍​‌‍​ ​ ​‌‌‍‌‍‌‍​ ‌‍‌‍​ ‌‍​ ‌‌​ ‍ ‌ ‌​‌ ‍‌‌ ​​‌‍‌‌​ ‌‌ ‌ ‌‍‌‌‌‍​‍‌ ​ ‌‍‍‌‌ ‌​‌‍‌‌‌​ ‍‌‍​‌‌ ‌‍‌‍‍‌‌‍‌ ‌‍​‌‌ ‌​‌‍‍‌‌‍ ‌‍ ‍‌​‍‌‌ ‌​‌‍‌‌‌‍ ‌​ ‍ ‌ ​​‌‍​‌‌ ‌​‌‍‍​​ ‌‌‍ ​‌‍​‌‌‍​‍‌‍‌‌‌‍ ​​‍‌‌​ ‌‌‌​​‍‌‌ ‌‍‍ ‌‍‌‌‌ ‍‌​‍‌‌​ ​ ‌​‌​​‍‌‌​ ​ ‌​‌​​‍‌‌​ ​‍​ ​‍‌‍‌​‌‍​‌​‍‌‌​ ​‍​ ​‍​‍‌‌​ ‌‌‌​‌​​‍ ‍‌ ‌‍‌‍​‌‌‍ ​‌ ‌‌‌‍‌‌​ ‌‍​‍‌‍​‌‌ ​ ‌‍‌‌‌‌‌‌‌ ​‍‌‍ ​​ ‌‌‍‍​‌ ‌​‌ ‌​‌ ​​‌ ​ ​‍‌‌​ ​ ‌​​‌​‍‌‌​ ​‍‌​‌‍​‍‌‌​ ​‍‌​‌‍‌‍ ‍‌‍ ‌ ​‍‌‍‌​‌‍‍‌‌‍​ ​‍ ‌‌‍​‍‌‍‍‌‌ ‌​‌‍‌‌‌ ​ ​‍ ‌‌‍‌ ‌ ​‍‌‍ ‌ ‌‌‌ ​​​‍ ‌‌ ​ ‌ ‌​‌ ‌‌‌‍‌​‌‍‍‌‌‍ ​‍ ‍‌ ‌‍‌‍‌‌‌ ​‍‌‍​ ‌‍‌‌‌‍ ​​‍ ‍‌‍​‌‌ ​​‌ ​​​‍‌‍‌‍‍‌‌‍‌​​ ‌​ ‌​​ ‍​​ ‌ ‌‍​‍​ ‌​​ ​‌​ ​​‌‍‌​​‍ ‌‌‍‌​​ ‍​‌‍​‍‌‍​‍​‍ ‌​ ‌​‌‍‌‍​ ​​​ ‌​​‍ ‌‌‍​‍​ ‌ ​ ‌ ​ ​ ​‍ ‌​ ‌‍​ ‍‌‌‍‌‍​ ‌​​ ‍​‌‍​ ​ ​‌‌‍‌‍‌‍​ ‌‍‌‍​ ‌‍​ ‌‌​‍‌‍‌ ‌​‌ ‍‌‌ ​​‌‍‌‌​ ‌‌ ‌ ‌‍‌‌‌‍​‍‌ ​ ‌‍‍‌‌ ‌​‌‍‌‌‌​ ‍‌‍​‌‌ ‌‍‌‍‍‌‌‍‌ ‌‍​‌‌ ‌​‌‍‍‌‌‍ ‌‍ ‍‌​‍‌‌ ‌​‌‍‌‌‌‍ ‌​‍‌‍‌ ​​‌‍​‌‌ ‌​‌‍‍​​ ‌‌‍ ​‌‍​‌‌‍​‍‌‍‌‌‌‍ ​​‍‌‌​ ‌‌‌​​‍‌‌ ‌‍‍ ‌‍‌‌‌ ‍‌​‍‌‌​ ​ ‌​‌​​‍‌‌​ ​ ‌​‌​​‍‌‌​ ​‍​ ​‍‌‍‌​‌‍​‌​‍‌‌​ ​‍​ ​‍​‍‌‌​ ‌‌‌​‌​​‍ ‍‌ ‌‍‌‍​‌‌‍ ​‌ ‌‌‌‍‌‌​‍‌‍‌ ​​‌‍‌‌‌ ​‍‌ ​ ‌ ​​‌‍‌‌‌‍​ ‌ ‌​‌‍‍‌‌ ‌‍‌‍‌‌​ ‌‌ ​​‌ ‌‌‌‍​‍‌‍ ​‌‍‍‌‌ ​ ‌‍‍​‌‍‌‌‌‍‌​​‍​‍‌ ‌
Privatlivspolitik​​​​‌ ‍ ​‍​‍‌‍ ‌ ​‍‌‍‍‌‌‍‌ ‌‍‍‌‌‍ ‍​‍​‍​ ‍‍​‍​‍‌ ​ ‌‍​‌‌‍ ‍‌‍‍‌‌ ‌​‌ ‍‌​‍ ‍‌‍‍‌‌‍ ​‍​‍​‍ ​​‍​‍‌‍‍​‌ ​‍‌‍‌‌‌‍‌‍​‍​‍​ ‍‍​‍​‍‌‍‍​‌ ‌​‌ ‌​‌ ​​‌ ​ ​ ‍‍​‍ ​‍ ‌‍ ‍‌‍ ‌ ​‍‌‍‌​‌‍‍‌‌‍​ ​‍ ‌‌‍​‍‌‍‍‌‌ ‌​‌‍‌‌‌ ​ ​‍ ‌‌‍‌ ‌ ​‍‌‍ ‌ ‌‌‌ ​​​‍ ‌‌ ​ ‌ ‌​‌ ‌‌‌‍‌​‌‍‍‌‌‍ ​‍ ‍‌ ‌‍‌‍‌‌‌ ​‍‌‍​ ‌‍‌‌‌‍ ​​‍ ‍‌‍​‌‌ ​​‌ ​​​‍ ‌‍‍‌‌‍ ‍‌ ‌​‌‍‌‌‌‍ ‍‌ ‌​​‍ ‌‍‌‌‌‍‌​‌‍‍‌‌ ‌​​‍ ‌‍ ‌‌‍ ‌‍‌​‌‍‌‌​ ‌‌ ​​‌ ​‍‌‍‌‌‌ ​ ‌‍‌‌‌‍ ‍‌ ‌​‌‍​‌‌ ‌​‌‍‍‌‌‍ ‌‍ ‍​ ‍ ‌‍‍‌‌‍‌​​ ‌​ ‍‌​ ‍​‌‍​‍‌‍‌​‌‍​‍​ ‌​​ ‌ ​ ​‍​‍ ‌‌‍‌​‌‍​ ‌‍‌‌‌‍‌‍​‍ ‌​ ‌​​ ‍​​ ​‍​ ‌‍​‍ ‌‌‍​‌‌‍​ ‌‍​ ​ ‌ ​‍ ‌​ ​ ​ ​ ​ ‌‌​ ​​‌‍​‌​ ‌‌​ ​‍‌‍​ ‌‍‌​​ ‌​‌‍‌‌​ ‌‌​ ‍ ‌ ‌​‌ ‍‌‌ ​​‌‍‌‌​ ‌‌ ‌ ‌‍‌‌‌‍​‍‌ ​ ‌‍‍‌‌ ‌​‌‍‌‌‌​ ‍‌‍​‌‌ ‌‍‌‍‍‌‌‍‌ ‌‍​‌‌ ‌​‌‍‍‌‌‍ ‌‍ ‍‌​‍‌‌ ‌​‌‍‌‌‌‍ ‌​ ‍ ‌ ​​‌‍​‌‌ ‌​‌‍‍​​ ‌‌‍ ​‌‍​‌‌‍​‍‌‍‌‌‌‍ ​​‍‌‌​ ‌‌‌​​‍‌‌ ‌‍‍ ‌‍‌‌‌ ‍‌​‍‌‌​ ​ ‌​‌​​‍‌‌​ ​ ‌​‌​​‍‌‌​ ​‍​ ​‍‌‍‌​‌‍​‌​‍‌‌​ ​‍​ ​‍​‍‌‌​ ‌‌‌​‌​​‍ ‍‌ ‌‍‌‍​‌‌‍ ​‌ ‌‌‌‍‌‌​ ‌‍​‍‌‍​‌‌ ​ ‌‍‌‌‌‌‌‌‌ ​‍‌‍ ​​ ‌‌‍‍​‌ ‌​‌ ‌​‌ ​​‌ ​ ​‍‌‌​ ​ ‌​​‌​‍‌‌​ ​‍‌​‌‍​‍‌‌​ ​‍‌​‌‍‌‍ ‍‌‍ ‌ ​‍‌‍‌​‌‍‍‌‌‍​ ​‍ ‌‌‍​‍‌‍‍‌‌ ‌​‌‍‌‌‌ ​ ​‍ ‌‌‍‌ ‌ ​‍‌‍ ‌ ‌‌‌ ​​​‍ ‌‌ ​ ‌ ‌​‌ ‌‌‌‍‌​‌‍‍‌‌‍ ​‍ ‍‌ ‌‍‌‍‌‌‌ ​‍‌‍​ ‌‍‌‌‌‍ ​​‍ ‍‌‍​‌‌ ​​‌ ​​​‍‌‍‌‍‍‌‌‍‌​​ ‌​ ‍‌​ ‍​‌‍​‍‌‍‌​‌‍​‍​ ‌​​ ‌ ​ ​‍​‍ ‌‌‍‌​‌‍​ ‌‍‌‌‌‍‌‍​‍ ‌​ ‌​​ ‍​​ ​‍​ ‌‍​‍ ‌‌‍​‌‌‍​ ‌‍​ ​ ‌ ​‍ ‌​ ​ ​ ​ ​ ‌‌​ ​​‌‍​‌​ ‌‌​ ​‍‌‍​ ‌‍‌​​ ‌​‌‍‌‌​ ‌‌​‍‌‍‌ ‌​‌ ‍‌‌ ​​‌‍‌‌​ ‌‌ ‌ ‌‍‌‌‌‍​‍‌ ​ ‌‍‍‌‌ ‌​‌‍‌‌‌​ ‍‌‍​‌‌ ‌‍‌‍‍‌‌‍‌ ‌‍​‌‌ ‌​‌‍‍‌‌‍ ‌‍ ‍‌​‍‌‌ ‌​‌‍‌‌‌‍ ‌​‍‌‍‌ ​​‌‍​‌‌ ‌​‌‍‍​​ ‌‌‍ ​‌‍​‌‌‍​‍‌‍‌‌‌‍ ​​‍‌‌​ ‌‌‌​​‍‌‌ ‌‍‍ ‌‍‌‌‌ ‍‌​‍‌‌​ ​ ‌​‌​​‍‌‌​ ​ ‌​‌​​‍‌‌​ ​‍​ ​‍‌‍‌​‌‍​‌​‍‌‌​ ​‍​ ​‍​‍‌‌​ ‌‌‌​‌​​‍ ‍‌ ‌‍‌‍​‌‌‍ ​‌ ‌‌‌‍‌‌​‍‌‍‌ ​​‌‍‌‌‌ ​‍‌ ​ ‌ ​​‌‍‌‌‌‍​ ‌ ‌​‌‍‍‌‌ ‌‍‌‍‌‌​ ‌‌ ​​‌ ‌‌‌‍​‍‌‍ ​‌‍‍‌‌ ​ ‌‍‍​‌‍‌‌‌‍‌​​‍​‍‌ ‌
Subway® is a Registered Trademark of Subway IP, LLC © 2026
Subway IP, LLC. All Rights Reserved.​​​​‌ ‍ ​‍​‍‌‍ ‌ ​‍‌‍‍‌‌‍‌ ‌‍‍‌‌‍ ‍​‍​‍​ ‍‍​‍​‍‌ ​ ‌‍​‌‌‍ ‍‌‍‍‌‌ ‌​‌ ‍‌​‍ ‍‌‍‍‌‌‍ ​‍​‍​‍ ​​‍​‍‌‍‍​‌ ​‍‌‍‌‌‌‍‌‍​‍​‍​ ‍‍​‍​‍‌‍‍​‌ ‌​‌ ‌​‌ ​​‌ ​ ​ ‍‍​‍ ​‍ ‌‍ ‍‌‍ ‌ ​‍‌‍‌​‌‍‍‌‌‍​ ​‍ ‌‌‍​‍‌‍‍‌‌ ‌​‌‍‌‌‌ ​ ​‍ ‌‌‍‌ ‌ ​‍‌‍ ‌ ‌‌‌ ​​​‍ ‌‌ ​ ‌ ‌​‌ ‌‌‌‍‌​‌‍‍‌‌‍ ​‍ ‍‌ ‌‍‌‍‌‌‌ ​‍‌‍​ ‌‍‌‌‌‍ ​​‍ ‍‌‍​‌‌ ​​‌ ​​​‍ ‌‍‍‌‌‍ ‍‌ ‌​‌‍‌‌‌‍ ‍‌ ‌​​‍ ‌‍‌‌‌‍‌​‌‍‍‌‌ ‌​​‍ ‌‍ ‌‌‍ ‌‍‌​‌‍‌‌​ ‌‌ ​​‌ ​‍‌‍‌‌‌ ​ ‌‍‌‌‌‍ ‍‌ ‌​‌‍​‌‌ ‌​‌‍‍‌‌‍ ‌‍ ‍​ ‍ ‌‍‍‌‌‍‌​​ ‌​ ‌‍​ ​ ‌‍‌​​ ‌‌​ ​ ‌‍​‍​ ​‌​ ​​​‍ ‌​ ​‍​ ​‌​ ‌‌​ ​​​‍ ‌​ ‌​‌‍​ ‌‍​ ​ ​​​‍ ‌​ ‍​‌‍‌‌​ ‍‌​ ​‍​‍ ‌​ ‌ ‌‍‌‌​ ​‍​ ​‌​ ​‍​ ​ ​ ​ ‌‍‌‍‌‍​‍​ ‌‌​ ‍​‌‍​‌​ ‍ ‌ ‌​‌ ‍‌‌ ​​‌‍‌‌​ ‌‌ ‌ ‌‍‌‌‌‍​‍‌ ​ ‌‍‍‌‌ ‌​‌‍‌‌‌​‌‍‌‍ ‌‍ ‌ ‌​‌‍‌‌‌ ​‍​ ‍ ‌ ​​‌‍​‌‌ ‌​‌‍‍​​ ‌‌‍​ ‌‍ ‌ ​​‌ ‍‌‌ ​‍‌‍‍‌‌‍‌ ‌‍‍​‌ ‌​‌​ ‍‌‍ ‌ ‌​‌‍‍‌‌‍​ ‌‍‌‌​‍‌‌​ ‌‌‌​​‍‌‌ ‌‍‍ ‌‍‌‌‌ ‍‌​‍‌‌​ ​ ‌​‌​​‍‌‌​ ​ ‌​‌​​‍‌‌​ ​‍​ ​‍‌‍‌​‌‍​‌​‍‌‌​ ​‍​ ​‍​‍‌‌​ ‌‌‌​‌​​‍ ‍‌ ‌‍‌‍​‌‌‍ ​‌ ‌‌‌‍‌‌​ ‌‍​‍‌‍​‌‌ ​ ‌‍‌‌‌‌‌‌‌ ​‍‌‍ ​​ ‌‌‍‍​‌ ‌​‌ ‌​‌ ​​‌ ​ ​‍‌‌​ ​ ‌​​‌​‍‌‌​ ​‍‌​‌‍​‍‌‌​ ​‍‌​‌‍‌‍ ‍‌‍ ‌ ​‍‌‍‌​‌‍‍‌‌‍​ ​‍ ‌‌‍​‍‌‍‍‌‌ ‌​‌‍‌‌‌ ​ ​‍ ‌‌‍‌ ‌ ​‍‌‍ ‌ ‌‌‌ ​​​‍ ‌‌ ​ ‌ ‌​‌ ‌‌‌‍‌​‌‍‍‌‌‍ ​‍ ‍‌ ‌‍‌‍‌‌‌ ​‍‌‍​ ‌‍‌‌‌‍ ​​‍ ‍‌‍​‌‌ ​​‌ ​​​‍‌‍‌‍‍‌‌‍‌​​ ‌​ ‌‍​ ​ ‌‍‌​​ ‌‌​ ​ ‌‍​‍​ ​‌​ ​​​‍ ‌​ ​‍​ ​‌​ ‌‌​ ​​​‍ ‌​ ‌​‌‍​ ‌‍​ ​ ​​​‍ ‌​ ‍​‌‍‌‌​ ‍‌​ ​‍​‍ ‌​ ‌ ‌‍‌‌​ ​‍​ ​‌​ ​‍​ ​ ​ ​ ‌‍‌‍‌‍​‍​ ‌‌​ ‍​‌‍​‌​‍‌‍‌ ‌​‌ ‍‌‌ ​​‌‍‌‌​ ‌‌ ‌ ‌‍‌‌‌‍​‍‌ ​ ‌‍‍‌‌ ‌​‌‍‌‌‌​‌‍‌‍ ‌‍ ‌ ‌​‌‍‌‌‌ ​‍​‍‌‍‌ ​​‌‍​‌‌ ‌​‌‍‍​​ ‌‌‍​ ‌‍ ‌ ​​‌ ‍‌‌ ​‍‌‍‍‌‌‍‌ ‌‍‍​‌ ‌​‌​ ‍‌‍ ‌ ‌​‌‍‍‌‌‍​ ‌‍‌‌​‍‌‌​ ‌‌‌​​‍‌‌ ‌‍‍ ‌‍‌‌‌ ‍‌​‍‌‌​ ​ ‌​‌​​‍‌‌​ ​ ‌​‌​​‍‌‌​ ​‍​ ​‍‌‍‌​‌‍​‌​‍‌‌​ ​‍​ ​‍​‍‌‌​ ‌‌‌​‌​​‍ ‍‌ ‌‍‌‍​‌‌‍ ​‌ ‌‌‌‍‌‌​‍‌‍‌ ​​‌‍‌‌‌ ​‍‌ ​ ‌ ​​‌‍‌‌‌‍​ ‌ ‌​‌‍‍‌‌ ‌‍‌‍‌‌​ ‌‌ ​​‌ ‌‌‌‍​‍‌‍ ​‌‍‍‌‌ ​ ‌‍‍​‌‍‌‌‌‍‌​​‍​‍‌ ‌
Subway Danmark TikTok